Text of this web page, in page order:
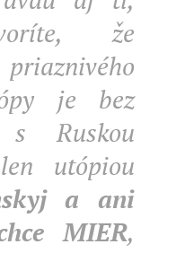
že
je bez
s Ruskou
utópiou
a ani
MIER,